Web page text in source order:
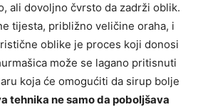
ali dovoljno čvrsto da zadrži oblik.
tijesta, približno veličine oraha, i
oblike je proces koji donosi
može se lagano pritisnuti
koja će omogućiti da sirup bolje
tehnika ne samo da poboljšava